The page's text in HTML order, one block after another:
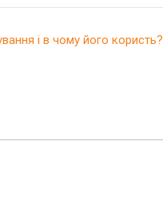
і в чому його користь?